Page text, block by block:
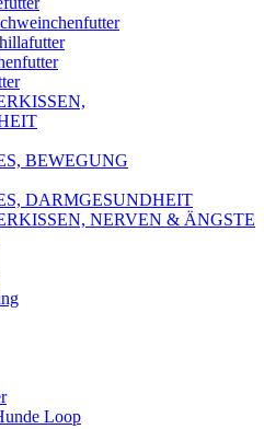
BEWEGUNG
DARMGESUNDHEIT
NERVEN & ÄNGSTE
Loop